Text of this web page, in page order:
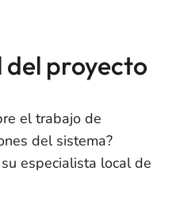
proyecto
el trabajo de
del sistema?
especialista local de